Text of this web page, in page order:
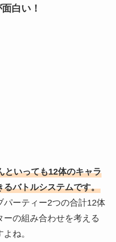
白い！
といっても12体のキャラ
るバトルシステムです。
パーティー2つの合計12体
の組み合わせを考える
ね。